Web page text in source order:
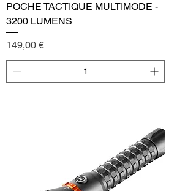
POCHE TACTIQUE MULTIMODE -
3200 LUMENS
Price
149,00 €